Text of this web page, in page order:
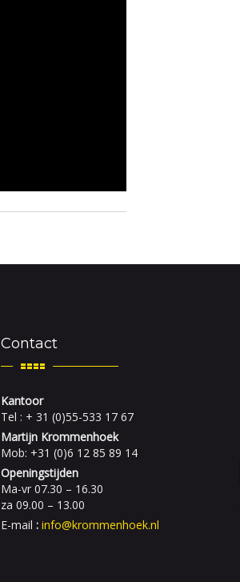
Contact
Kantoor
Tel : + 31 (0)55-533 17 67
Martijn Krommenhoek
Mob: +31 (0)6 12 85 89 14
Openingstijden
Ma-vr 07.30 – 16.30
za 09.00 – 13.00
E-mail : info@krommenhoek.nl